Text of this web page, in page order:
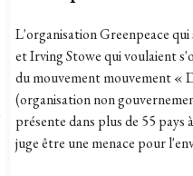
L'organisation Greenpeace
et Irving Stowe qui voulaient
du mouvement mouvement «
(organisation non
présente dans plus de 55
juge être une menace pour